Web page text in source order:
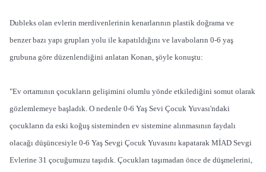
Dubleks olan evlerin merdivenlerinin kenarlarının plastik doğrama ve
benzer bazı yapı grupları yolu ile kapatıldığını ve lavaboların 0-6 yaş
grubuna göre düzenlendiğini anlatan Konan, şöyle konuştu:
"Ev ortamının çocukların gelişimini olumlu yönde etkilediğini somut olarak
gözlemlemeye başladık. O nedenle 0-6 Yaş Sevi Çocuk Yuvası'ndaki
çocukların da eski koğuş sisteminden ev sistemine alınmasının faydalı
olacağı düşüncesiyle 0-6 Yaş Sevgi Çocuk Yuvasını kapatarak MİAD Sevgi
Evlerine 31 çocuğumuzu taşıdık. Çocukları taşımadan önce de düşmelerini,